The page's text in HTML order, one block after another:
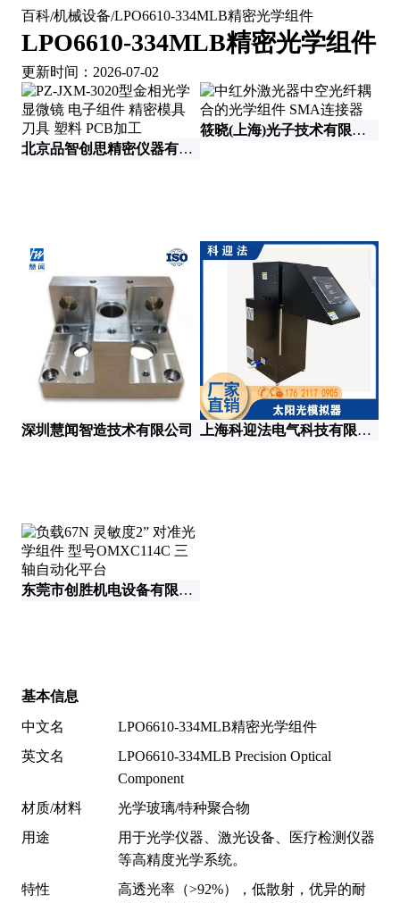
百科/机械设备/LPO6610-334MLB精密光学组件
LPO6610-334MLB精密光学组件
更新时间：2026-07-02
北京品智创思精密仪器有限公司
筱晓(上海)光子技术有限公司
深圳慧闻智造技术有限公司 上海科迎法电气科技有限公司
东莞市创胜机电设备有限公司
基本信息
中文名
LPO6610-334MLB精密光学组件
英文名
LPO6610-334MLB Precision Optical
Component
材质/材料
光学玻璃/特种聚合物
用途
用于光学仪器、激光设备、医疗检测仪器
等高精度光学系统。
特性
高透光率（>92%），低散射，优异的耐